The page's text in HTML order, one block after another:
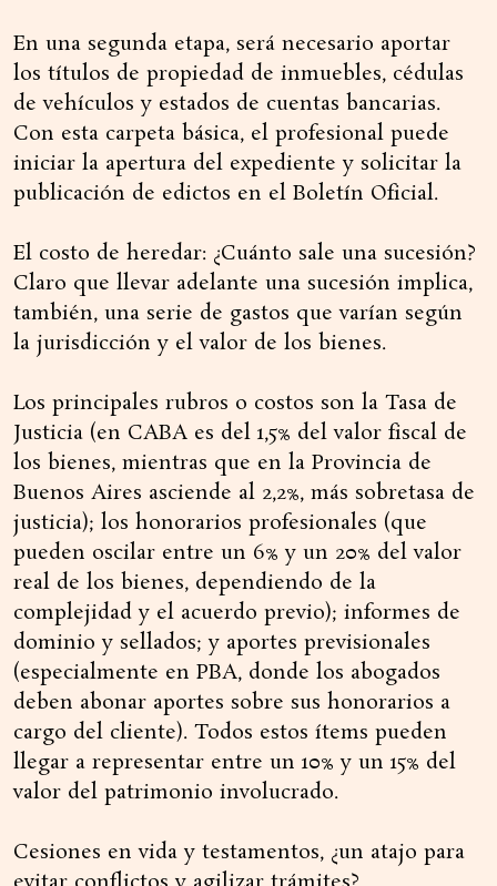
En una segunda etapa, será necesario aportar
los títulos de propiedad de inmuebles, cédulas
de vehículos y estados de cuentas bancarias.
Con esta carpeta básica, el profesional puede
iniciar la apertura del expediente y solicitar la
publicación de edictos en el Boletín Oficial.
El costo de heredar: ¿Cuánto sale una sucesión?
Claro que llevar adelante una sucesión implica,
también, una serie de gastos que varían según
la jurisdicción y el valor de los bienes.
Los principales rubros o costos son la Tasa de
Justicia (en CABA es del 1,5% del valor fiscal de
los bienes, mientras que en la Provincia de
Buenos Aires asciende al 2,2%, más sobretasa de
justicia); los honorarios profesionales (que
pueden oscilar entre un 6% y un 20% del valor
real de los bienes, dependiendo de la
complejidad y el acuerdo previo); informes de
dominio y sellados; y aportes previsionales
(especialmente en PBA, donde los abogados
deben abonar aportes sobre sus honorarios a
cargo del cliente). Todos estos ítems pueden
llegar a representar entre un 10% y un 15% del
valor del patrimonio involucrado.
Cesiones en vida y testamentos, ¿un atajo para